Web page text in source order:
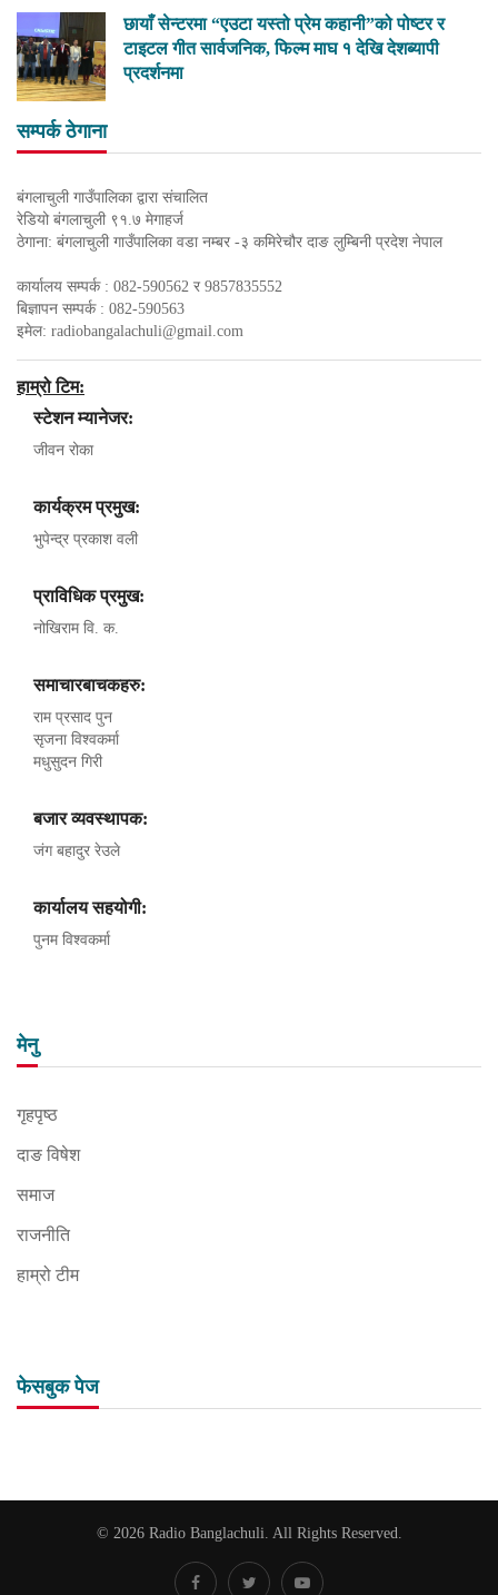
छायाँ सेन्टरमा “एउटा यस्तो प्रेम कहानी”को पोष्टर र
टाइटल गीत सार्वजनिक, फिल्म माघ १ देखि देशब्यापी
प्रदर्शनमा
सम्पर्क ठेगाना
बंगलाचुली गाउँपालिका द्वारा संचालित
रेडियो बंगलाचुली ९१.७ मेगाहर्ज
ठेगाना: बंगलाचुली गाउँपालिका वडा नम्बर -३ कमिरेचौर दाङ लुम्बिनी प्रदेश नेपाल
कार्यालय सम्पर्क : 082-590562 र 9857835552
बिज्ञापन सम्पर्क : 082-590563
इमेल: radiobangalachuli@gmail.com
हाम्रो टिम:
स्टेशन म्यानेजर:
जीवन रोका
कार्यक्रम प्रमुख:
भुपेन्द्र प्रकाश वली
प्राविधिक प्रमुख:
नोखिराम वि. क.
समाचारबाचकहरु:
राम प्रसाद पुन
सृजना विश्वकर्मा
मधुसुदन गिरी
बजार व्यवस्थापक:
जंग बहादुर रेउले
कार्यालय सहयोगी:
पुनम विश्वकर्मा
मेनु
गृहपृष्ठ
दाङ विषेश
समाज
राजनीति
हाम्रो टीम
फेसबुक पेज
© 2026 Radio Banglachuli. All Rights Reserved.